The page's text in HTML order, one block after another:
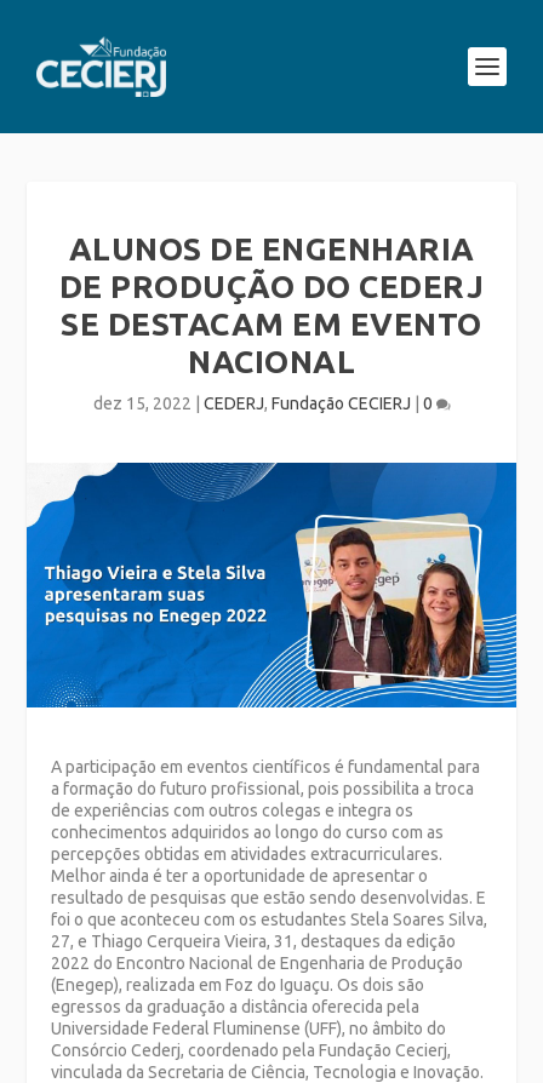
ALUNOS DE ENGENHARIA
DE PRODUÇÃO DO CEDERJ
SE DESTACAM EM EVENTO
NACIONAL
dez 15, 2022 CEDERJ, Fundação CECIERJ 0
A participação em eventos científicos é fundamental para
a formação do futuro profissional, pois possibilita a troca
de experiências com outros colegas e integra os
conhecimentos adquiridos ao longo do curso com as
percepções obtidas em atividades extracurriculares.
Melhor ainda é ter a oportunidade de apresentar o
resultado de pesquisas que estão sendo desenvolvidas. E
foi o que aconteceu com os estudantes Stela Soares Silva,
27, e Thiago Cerqueira Vieira, 31, destaques da edição
2022 do Encontro Nacional de Engenharia de Produção
(Enegep), realizada em Foz do Iguaçu. Os dois são
egressos da graduação a distância oferecida pela
Universidade Federal Fluminense (UFF), no âmbito do
Consórcio Cederj, coordenado pela Fundação Cecierj,
vinculada da Secretaria de Ciência, Tecnologia e Inovação.